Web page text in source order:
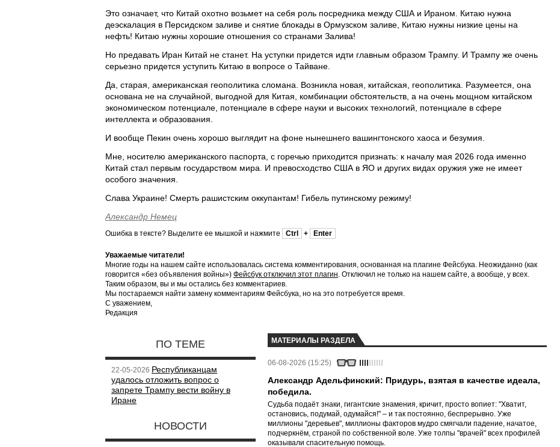
Это означает, что Китай охотно возьмет на себя роль посредника между США и Ираном. Китаю нужна
деэскалация в Персидском заливе и снятие блокады в Ормузском заливе, Китаю нужны низкие цены на
нефть! Китаю нужны хорошие отношения со странами Залива!
Но предавать Иран Китай не станет. На уступки придется идти главным образом Трампу. И Трампу же очень
серьезно придется уступить Китаю в вопросе о Тайване.
Да, старая, американская геополитика сломана. Возникла новая, китайская, геополитика. Разумеется, она
основана не на случайной, выгодной для Китая, комбинации обстоятельств, а на очень мощном китайском
экономическом потенциале, потенциале в сфере науки и высоких технологий, потенциале в сфере
интеллекта и образования.
И вообще Пекин очень хорошо выглядит на фоне нынешнего вашингтонского хаоса и безумия.
Мне, носителю американского паспорта, с горечью приходится признать: к началу мая 2026 года именно
Китай стал первым государством мира. И превосходство США в ЯО и других видах оружия уже не имеет
особого значения.
Слава Украине! Смерть рашистским оккупантам! Гибель путинскому режиму!
Александр Немец
Ошибка в тексте? Выделите ее мышкой и нажмите Ctrl + Enter
Уважаемые читатели!
Многие годы на нашем сайте использовалась система комментирования, основанная на плагине Фейсбука. Неожиданно (как
говорится «без объявления войны») Фейсбук отключил этот плагин. Отключил не только на нашем сайте, а вообще, у всех.
Таким образом, вы и мы остались без комментариев.
Мы постараемся найти замену комментариям Фейсбука, но на это потребуется время.
С уважением,
Редакция
ПО ТЕМЕ
22-05-2026 Республиканцам
удалось отложить вопрос о
запрете Трампу вести войну в
Иране
НОВОСТИ
МАТЕРИАЛЫ РАЗДЕЛА
06-08-2026 (15:25)
Александр Адельфинский: Придурь, взятая в качестве идеала,
победила.
Судьба подаёт знаки, гигантские знамения, кричит, просто вопиет: "Хватит,
остановись, подумай, одумайся!" – и так постоянно, беспрерывно. Уже
миллионы "деревьев", миллионы факторов мудро смягчали падение, начатое,
подчеркнём, страной по собственной воле. Уже толпы "врачей" всех профилей
оказывали спасительную помощь.